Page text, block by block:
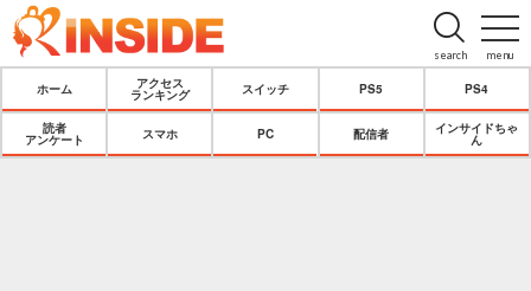
menu
search
ホーム
アクセス
ランキング
スイッチ PS5 PS4
読者
アンケート
スマホ PC 配信者
インサイドちゃ
ん